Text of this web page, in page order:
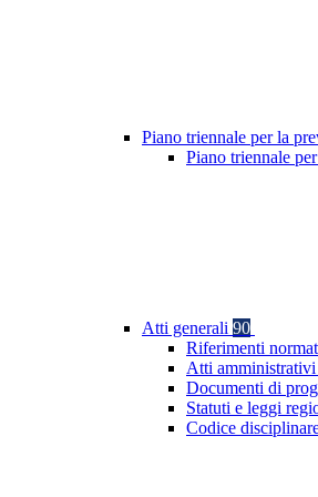
Piano triennale per la
Piano triennale
Atti generali 90
Riferimenti
Atti amministrativi
Documenti di
Statuti e leggi
Codice